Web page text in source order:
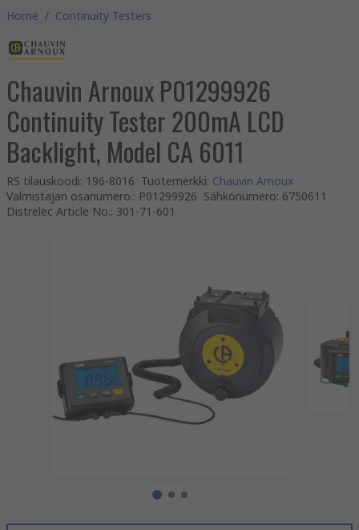
Home / Continuity Testers
Chauvin Arnoux P01299926
Continuity Tester 200mA LCD
Backlight, Model CA 6011
RS tilauskoodi: 196-8016 Tuotemerkki: Chauvin Arnoux
Valmistajan osanumero.: P01299926 Sähkönumero: 6750611
Distrelec Article No.: 301-71-601